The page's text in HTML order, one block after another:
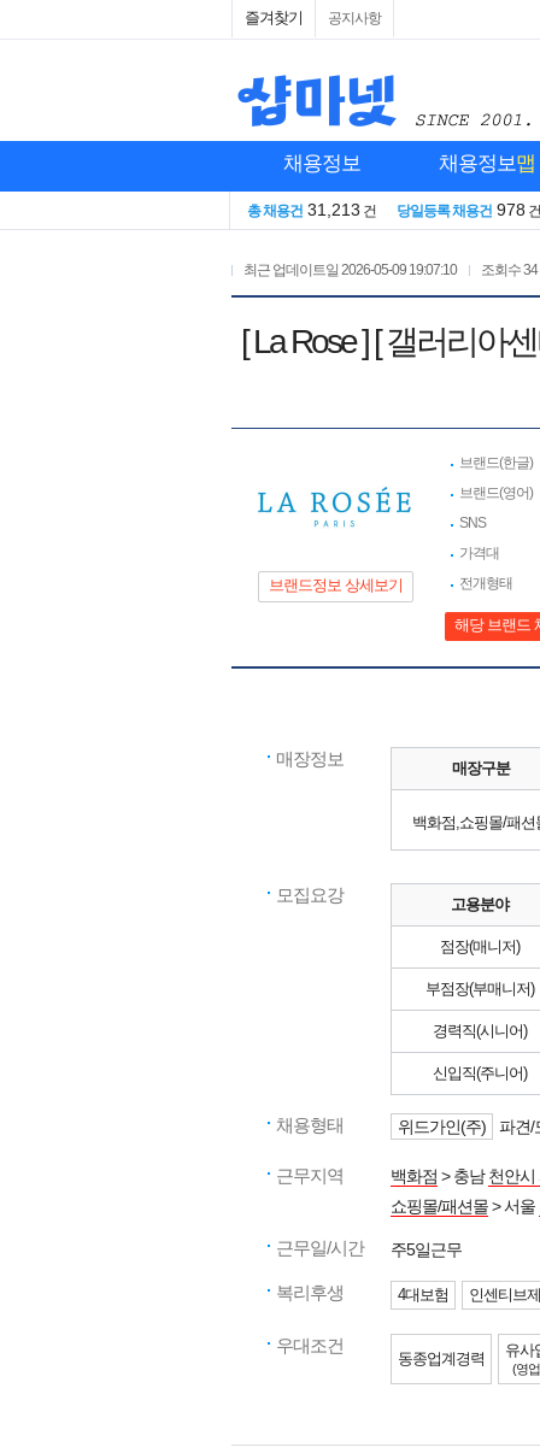
즐겨찾기 공지사항
채용정보 채용정보맵
총 채용건 31,213 건 당일등록 채용건 978 건
최근 업데이트일 2026-05-09 19:07:10 조회수34
[ La Rose ] [ 갤러리아
브랜드정보 상세보기
브랜드(한글)
브랜드(영어)
SNS
가격대
전개형태
해당 브랜드
매장정보 매장구분
백화점,쇼핑몰/패션
모집요강 고용분야
점장(매니저)
부점장(부매니저)
경력직(시니어)
신입직(주니어)
채용형태 위드가인(주) 파견/
근무지역 백화점 > 충남천안시
쇼핑몰/패션몰> 서울
근무일/시간 주5일근무
복리후생 4대보험 인센티브제
우대조건
동종업계경력 유사
(영